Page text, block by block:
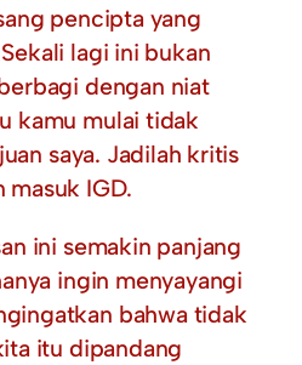
pencipta yang
lagi ini bukan
dengan niat
kamu mulai tidak
saya. Jadilah kritis
IGD.
ini semakin panjang
ingin menyayangi
bahwa tidak
itu dipandang